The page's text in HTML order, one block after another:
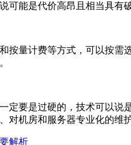
可能是代价高昂且相当具有
按量计费等方式，可以按
定要是过硬的，技术可以
对机房和服务器专业化的维
解析